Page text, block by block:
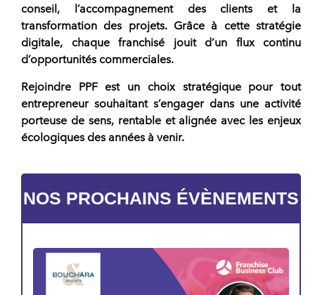
conseil, l’accompagnement des clients et la
transformation des projets. Grâce à cette stratégie
digitale, chaque franchisé jouit d’un flux continu
d’opportunités commerciales.
Rejoindre PPFest un choix stratégique pour tout
entrepreneursouhaitant s’engager dans une activité
porteuse de sens, rentable et alignée avec les enjeux
écologiques des années à venir.
NOS PROCHAINS ÉVÈNEMENTS